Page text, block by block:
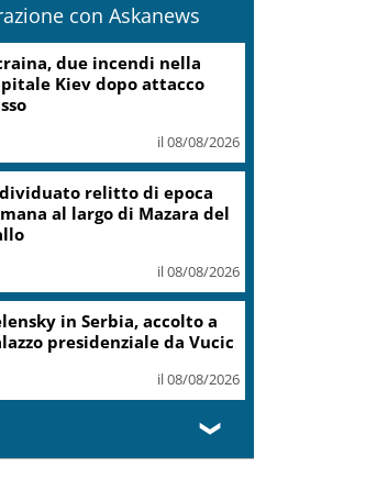
con Askanews
due incendi nella
Kiev dopo attacco
il 08/08/2026
relitto di epoca
al largo di Mazara del
il 08/08/2026
in Serbia, accolto a
presidenziale da Vucic
il 08/08/2026
❯